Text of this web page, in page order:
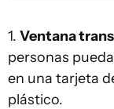
1. Ventana
personas
en una tarjeta
plástico.